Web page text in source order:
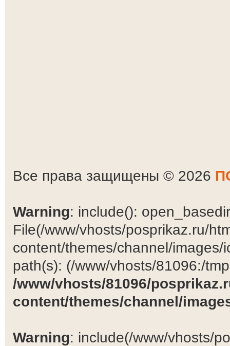
Все права защищены © 2026
Warning: include():
File(/www/vhosts/posprikaz.ru/
content/themes/channel/
path(s): (/www/vhosts/81096:/
/www/vhosts/81096/
content/themes/channel/
Warning: include(/www/vhosts/